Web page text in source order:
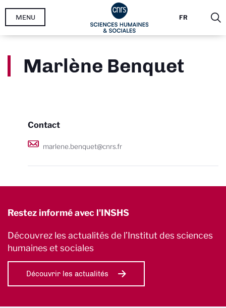
Aller
FR
MENU
Marlène Benquet
Contact
marlene.benquet@cnrs.fr
Restez informé avec l'INSHS
Découvrez les actualités de l’Institut des sciences
humaines et sociales
Découvrir les actualités